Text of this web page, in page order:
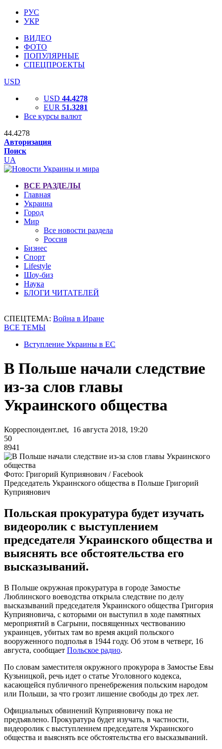
РУС
УКР
ВИДЕО
ФОТО
ПОПУЛЯРНЫЕ
СПЕЦПРОЕКТЫ
USD
USD 44.4278
EUR 51.3281
Все курсы валют
44.4278
Авторизация
Поиск
UA
ВСЕ РАЗДЕЛЫ
Главная
Украина
Город
Мир
Все новости раздела
Россия
Бизнес
Спорт
Lifestyle
Шоу-биз
Наука
БЛОГИ ЧИТАТЕЛЕЙ
СПЕЦТЕМА: Война в Иране
ВСЕ ТЕМЫ
Вступление Украины в ЕС
В Польше начали следствие
из-за слов главы
Украинского общества
Корреспондент.net, 16 августа 2018, 19:20
50
8941
Фото: Григорий Куприянович / Facebook
Председатель Украинского общества в Польше Григорий
Куприянович
Польская прокуратура будет изучать
видеоролик с выступлением
председателя Украинского общества и
выяснять все обстоятельства его
высказываний.
В Польше окружная прокуратура в городе Замостье
Люблинского воеводства открыла следствие по делу
высказываний председателя Украинского общества Григория
Куприяновича, с которыми он выступил в ходе памятных
мероприятий в Сагрыни, посвященных чествованию
украинцев, убитых там во время акций польского
вооруженного подполья в 1944 году. Об этом в четверг, 16
августа, сообщает Польское радио.
По словам заместителя окружного прокурора в Замостье Евы
Кузьницкой, речь идет о статье Уголовного кодекса,
касающейся публичного пренебрежения польским народом
или Польши, за что грозит лишение свободы до трех лет.
Официальных обвинений Куприяновичу пока не
предъявлено. Прокуратура будет изучать, в частности,
видеоролик с выступлением председателя Украинского
общества и выяснять все обстоятельства его высказываний.